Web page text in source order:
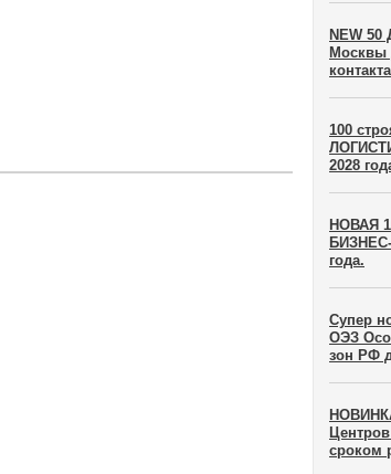
NEW
Москвы
100
2028
НОВАЯ
года.
Супер
ОЭЗ
зон​ РФ
сроком